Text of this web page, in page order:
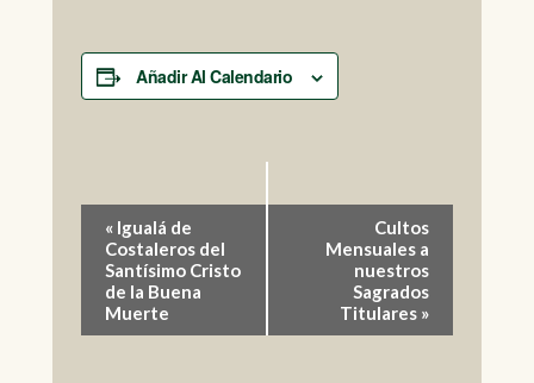
Añadir Al Calendario
Navegación
del
Evento
« Igualá de
Costaleros del
Santísimo Cristo
de la Buena
Muerte
Cultos
Mensuales a
nuestros
Sagrados
Titulares »